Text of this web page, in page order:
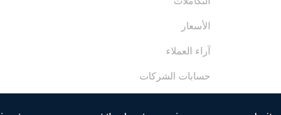
الأسعار
آراء العملاء
حسابات الشركات